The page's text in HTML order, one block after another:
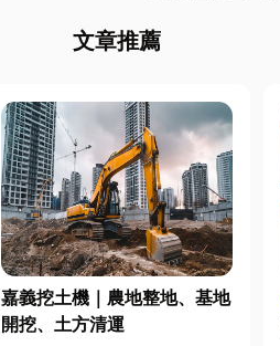
文章推薦
嘉義挖土機｜農地整地、基地
開挖、土方清運